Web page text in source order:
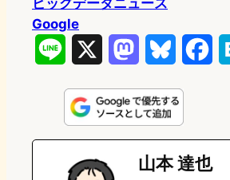
ビッグデータニュース
Google
n
e
s
t
o
u
e
s
e
b
山本 達也